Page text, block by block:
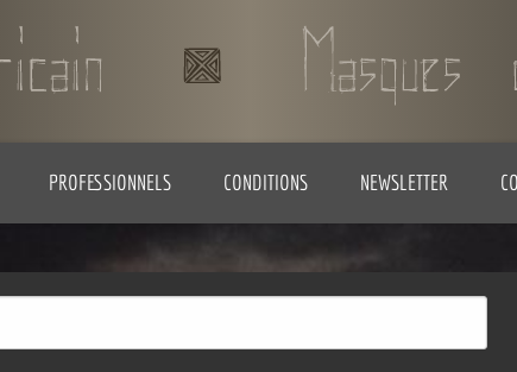
PROFESSIONNELS CONDITIONS NEWSLETTER